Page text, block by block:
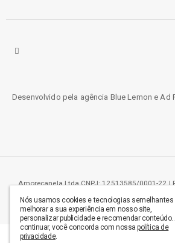
Desenvolvido pela agência Blue Lemon e Ad
Amorecanela Ltda CNPJ: 12513585/0001-22 |
Aeroporto - Londrina, PR -
Nós usamos cookies e tecnologias semelhantes
melhorar a sua experiência em nosso site,
personalizar publicidade e recomendar conteúdo.
continuar, você concorda com nossapolítica de
privacidade.